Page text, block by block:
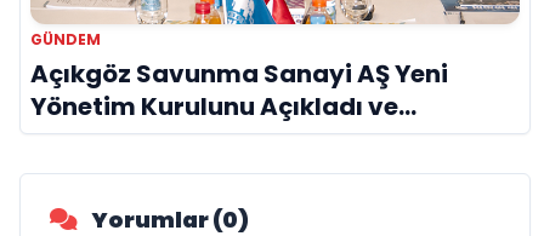
GÜNDEM
Açıkgöz Savunma Sanayi AŞ Yeni
Yönetim Kurulunu Açıkladı ve
Savunma Sanayinde Küresel Vizyon
Vurgusu
Yorumlar (0)